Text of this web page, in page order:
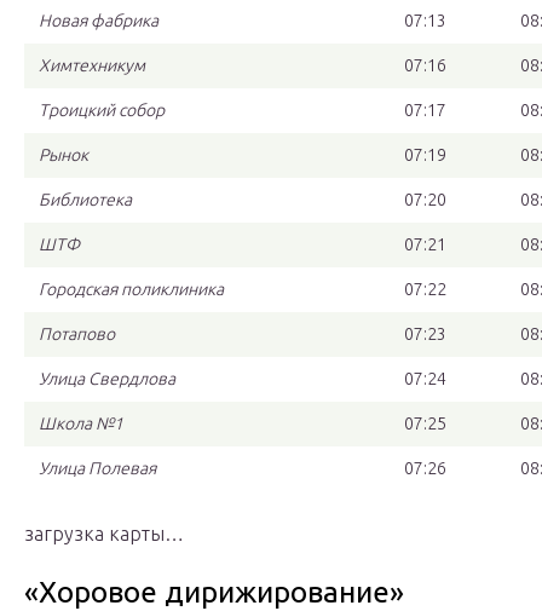
Новая фабрика 07:13
Химтехникум 07:16
Троицкий собор 07:17
Рынок 07:19
Библиотека 07:20
ШТФ 07:21
Городская поликлиника 07:22
Потапово 07:23
Улица Свердлова 07:24
Школа №1 07:25
Улица Полевая 07:26
загрузка карты…
«Хоровое дирижирование»